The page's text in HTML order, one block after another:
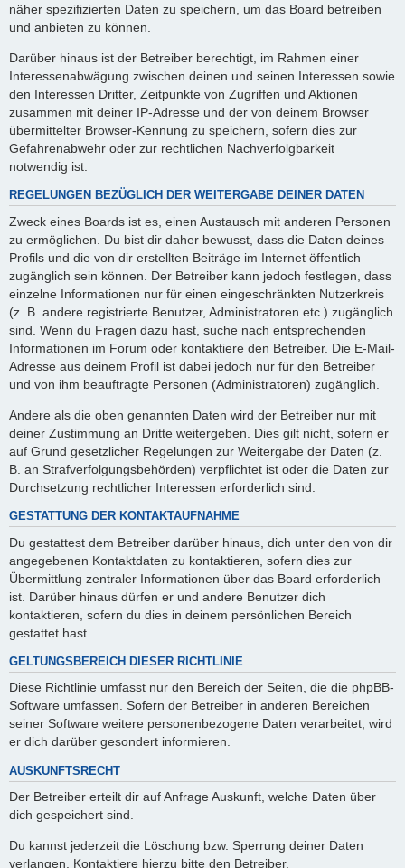
näher spezifizierten Daten zu speichern, um das Board betreiben
und anbieten zu können.
Darüber hinaus ist der Betreiber berechtigt, im Rahmen einer
Interessenabwägung zwischen deinen und seinen Interessen sowie
den Interessen Dritter, Zeitpunkte von Zugriffen und Aktionen
zusammen mit deiner IP-Adresse und der von deinem Browser
übermittelter Browser-Kennung zu speichern, sofern dies zur
Gefahrenabwehr oder zur rechtlichen Nachverfolgbarkeit
notwendig ist.
REGELUNGEN BEZÜGLICH DER WEITERGABE DEINER DATEN
Zweck eines Boards ist es, einen Austausch mit anderen Personen
zu ermöglichen. Du bist dir daher bewusst, dass die Daten deines
Profils und die von dir erstellten Beiträge im Internet öffentlich
zugänglich sein können. Der Betreiber kann jedoch festlegen, dass
einzelne Informationen nur für einen eingeschränkten Nutzerkreis
(z. B. andere registrierte Benutzer, Administratoren etc.) zugänglich
sind. Wenn du Fragen dazu hast, suche nach entsprechenden
Informationen im Forum oder kontaktiere den Betreiber. Die E-Mail-
Adresse aus deinem Profil ist dabei jedoch nur für den Betreiber
und von ihm beauftragte Personen (Administratoren) zugänglich.
Andere als die oben genannten Daten wird der Betreiber nur mit
deiner Zustimmung an Dritte weitergeben. Dies gilt nicht, sofern er
auf Grund gesetzlicher Regelungen zur Weitergabe der Daten (z.
B. an Strafverfolgungsbehörden) verpflichtet ist oder die Daten zur
Durchsetzung rechtlicher Interessen erforderlich sind.
GESTATTUNG DER KONTAKTAUFNAHME
Du gestattest dem Betreiber darüber hinaus, dich unter den von dir
angegebenen Kontaktdaten zu kontaktieren, sofern dies zur
Übermittlung zentraler Informationen über das Board erforderlich
ist. Darüber hinaus dürfen er und andere Benutzer dich
kontaktieren, sofern du dies in deinem persönlichen Bereich
gestattet hast.
GELTUNGSBEREICH DIESER RICHTLINIE
Diese Richtlinie umfasst nur den Bereich der Seiten, die die phpBB-
Software umfassen. Sofern der Betreiber in anderen Bereichen
seiner Software weitere personenbezogene Daten verarbeitet, wird
er dich darüber gesondert informieren.
AUSKUNFTSRECHT
Der Betreiber erteilt dir auf Anfrage Auskunft, welche Daten über
dich gespeichert sind.
Du kannst jederzeit die Löschung bzw. Sperrung deiner Daten
verlangen. Kontaktiere hierzu bitte den Betreiber.